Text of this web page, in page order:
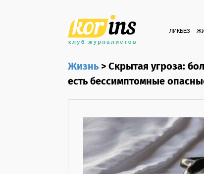
ЛИКБЕЗ
Жизнь>Скрытая угроза:
есть бессимптомные